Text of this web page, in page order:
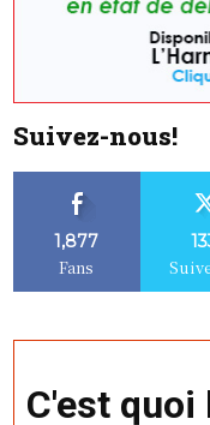
Suivez-nous!
1,877
Fans
C'est quoi